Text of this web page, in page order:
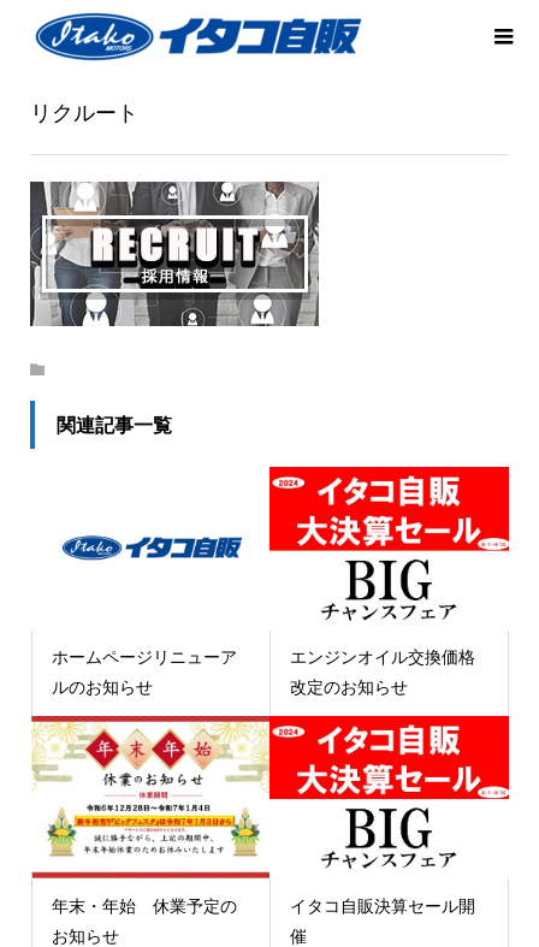
リクルート
関連記事一覧
ホームページリニューア
ルのお知らせ
エンジンオイル交換価格
改定のお知らせ
年末・年始 休業予定の
お知らせ
イタコ自販決算セール開
催